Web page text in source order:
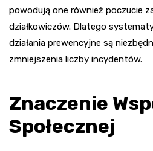
powodują one również poczucie
działkowiczów. Dlatego
działania prewencyjne są
zmniejszenia liczby incydentów.
Znaczenie
Społecznej